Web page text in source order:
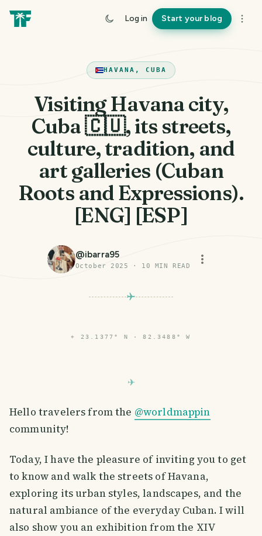
Log in Start your blog
HAVANA, CUBA
Visiting Havana city,
Cuba 🇨🇺, its streets,
culture, tradition, and
art galleries (Cuban
Roots and Expressions).
[ENG] [ESP]
@ibarra95
October 2025 · 10 MIN READ
⌖ 23.1377° N · 82.3488° W
Hello travelers from the @worldmappin
community!
Today, I have the pleasure of inviting you to get
to know and walk the streets of Havana,
exploring its urban styles, landscapes, and the
natural ambiance of the everyday Cuban. I will
also show you an exhibition from the XIV